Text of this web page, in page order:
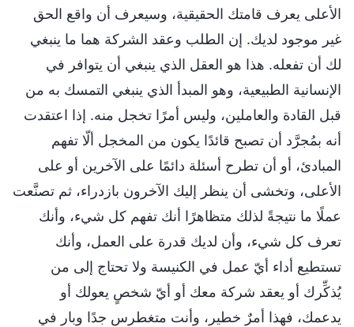
الأعلى يعرف قامتك الحقيقية، وسيعرف أن واقع الحق
غير موجود لديك. إن الطلب وعقد الشركة هما ما ينبغي
لك أن تفعله. هذا هو العقل الذي ينبغي أن يتوافر في
الإنسانية الطبيعية، وهو المبدأ الذي ينبغي التمسك به من
قبل القادة والعاملين، وليس أمرًا تخجل منه. إذا اعتقدت
أنه بمُجرَّد أن تصبح قائدًا يكون من المخجل ألّا تفهم
المبادئ، أو أن تطرح أسئلة دائمًا على الآخرين أو على
الأعلى، وتخشى أن ينظر إليك الآخرون بازدراء، ثم تصنَّعت
عملًا ما نتيجةً لذلك متظاهرًا أنك تفهم كل شيء، وأنك
تعرف كل شيء، وأن لديك قدرة على العمل، وأنك
تستطيع أداء أيّ عمل في الكنيسة ولا تحتاج إلى من
يُذكِّرك أو يعقد شركة معك أو أيّ شخصٍ يعولك أو
يدعمك، فهذا أمرٌ خطير، وأنت متغطرس جدًا وبار في